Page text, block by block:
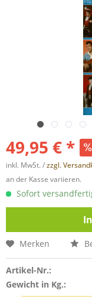
49,95 € *
inkl. MwSt. /zzgl.
an der Kasse variieren.
Sofort
Merken
Artikel-Nr.:
Gewicht in Kg.: